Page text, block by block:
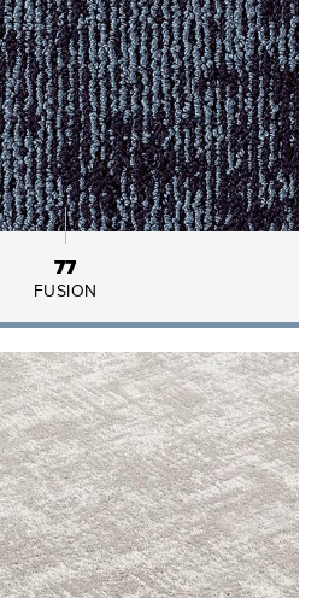
77
FUSION